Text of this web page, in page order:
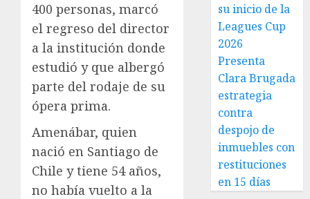
400 personas, marcó
el regreso del director
a la institución donde
estudió y que albergó
parte del rodaje de su
ópera prima.
Amenábar, quien
nació en Santiago de
Chile y tiene 54 años,
no había vuelto a la
su inicio de la
Leagues Cup
2026
Presenta
Clara Brugada
estrategia
contra
despojo de
inmuebles con
restituciones
en 15 días